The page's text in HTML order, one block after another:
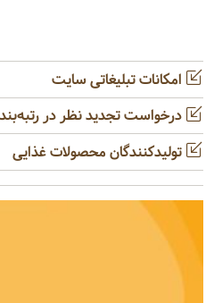
امکانات تبلیغاتی سایت
درخواست تجدید نظر در
تولیدکنندگان محصولات غذایی